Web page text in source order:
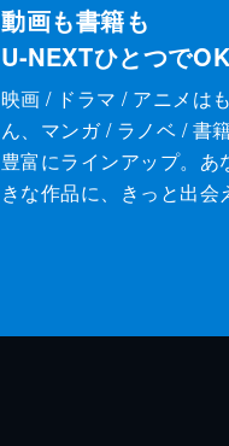
動画も書籍も
U-NEXTひとつでOK
映画 / ドラマ / アニメは
ん、マンガ / ラノベ / 書
豊富にラインアップ。あ
きな作品に、きっと出会